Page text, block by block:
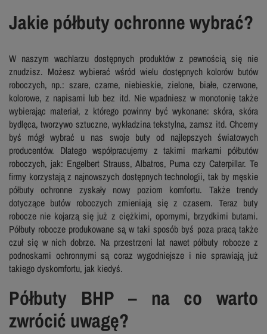
Jakie półbuty ochronne wybrać?
W naszym wachlarzu dostępnych produktów z pewnością się nie
znudzisz. Możesz wybierać wśród wielu dostępnych kolorów butów
roboczych, np.: szare, czarne, niebieskie, zielone, białe, czerwone,
kolorowe, z napisami lub bez itd. Nie wpadniesz w monotonię także
wybierając materiał, z którego powinny być wykonane: skóra, skóra
bydlęca, tworzywo sztuczne, wykładzina tekstylna, zamsz itd. Chcemy
byś mógł wybrać u nas swoje buty od najlepszych światowych
producentów. Dlatego współpracujemy z takimi markami półbutów
roboczych, jak: Engelbert Strauss, Albatros, Puma czy Caterpillar. Te
firmy korzystają z najnowszych dostępnych technologii, tak by męskie
półbuty ochronne zyskały nowy poziom komfortu. Także trendy
dotyczące butów roboczych zmieniają się z czasem. Teraz buty
robocze nie kojarzą się już z ciężkimi, opornymi, brzydkimi butami.
Półbuty robocze produkowane są w taki sposób byś poza pracą także
czuł się w nich dobrze. Na przestrzeni lat nawet półbuty robocze z
podnoskami ochronnymi są coraz wygodniejsze i nie sprawiają już
takiego dyskomfortu, jak kiedyś.
Półbuty BHP – na co warto
zwrócić uwagę?